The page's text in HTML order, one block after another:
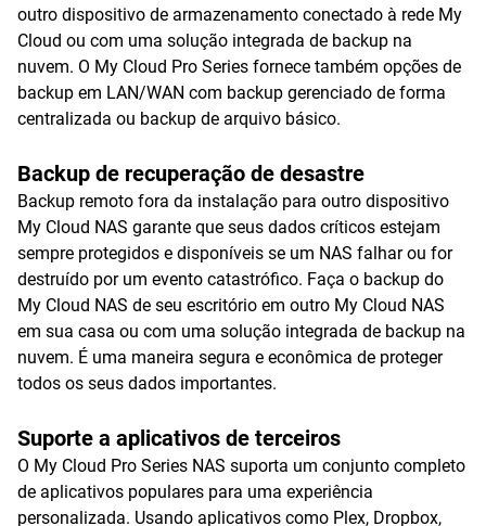
outro dispositivo de armazenamento conectado à rede My
Cloud ou com uma solução integrada de backup na
nuvem. O My Cloud Pro Series fornece também opções de
backup em LAN/WAN com backup gerenciado de forma
centralizada ou backup de arquivo básico.
Backup de recuperação de desastre
Backup remoto fora da instalação para outro dispositivo
My Cloud NAS garante que seus dados críticos estejam
sempre protegidos e disponíveis se um NAS falhar ou for
destruído por um evento catastrófico. Faça o backup do
My Cloud NAS de seu escritório em outro My Cloud NAS
em sua casa ou com uma solução integrada de backup na
nuvem. É uma maneira segura e econômica de proteger
todos os seus dados importantes.
Suporte a aplicativos de terceiros
O My Cloud Pro Series NAS suporta um conjunto completo
de aplicativos populares para uma experiência
personalizada. Usando aplicativos como Plex, Dropbox,